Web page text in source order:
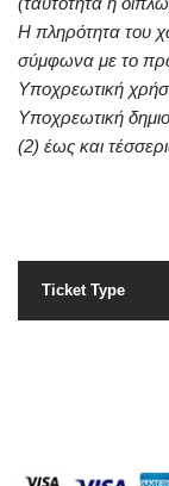
Η πληρότητα του
σύμφωνα με το
Υποχρεωτική
Υποχρεωτική
(2) έως και
Ticket Type